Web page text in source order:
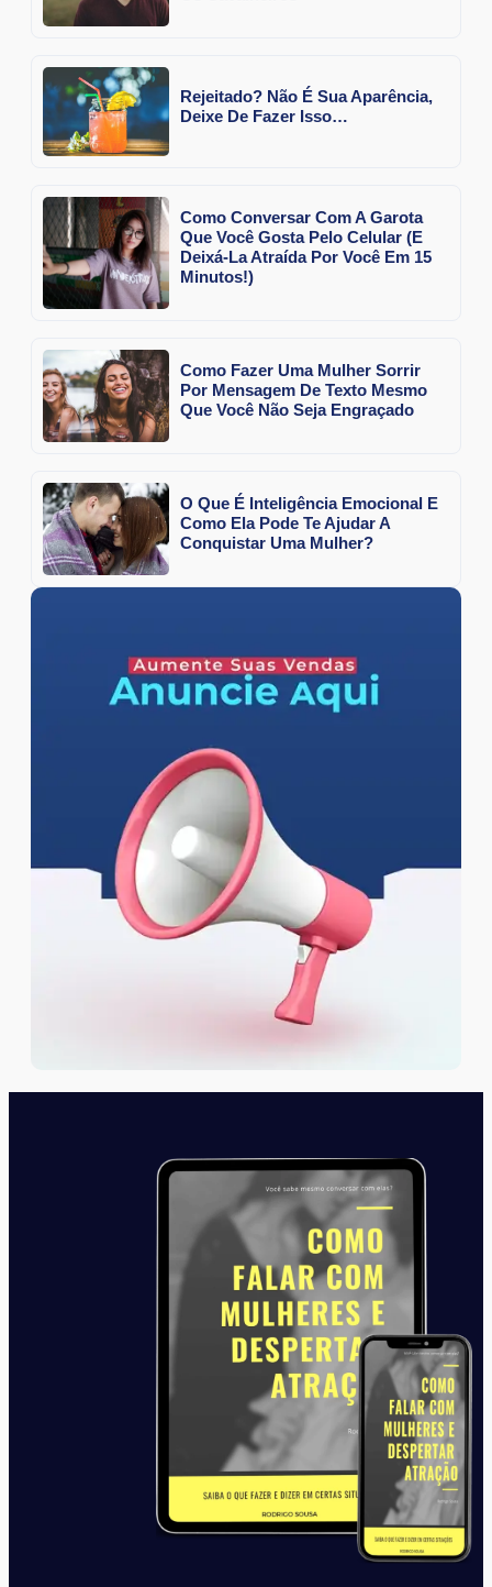
Rejeitado? Não É Sua Aparência,
Deixe De Fazer Isso…
Como Conversar Com A Garota
Que Você Gosta Pelo Celular (E
Deixá-La Atraída Por Você Em 15
Minutos!)
Como Fazer Uma Mulher Sorrir
Por Mensagem De Texto Mesmo
Que Você Não Seja Engraçado
O Que É Inteligência Emocional E
Como Ela Pode Te Ajudar A
Conquistar Uma Mulher?